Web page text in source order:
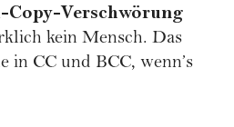
Copy-Verschwörung
kein Mensch. Das
in CC und BCC, wenn’s